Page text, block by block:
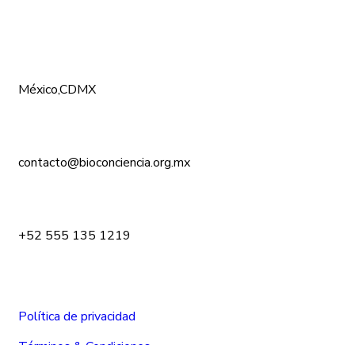
México,CDMX
contacto@bioconciencia.org.mx
+52 555 135 1219
Política de privacidad